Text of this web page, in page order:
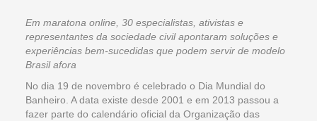
Em maratona online, 30 especialistas, ativistas e
representantes da sociedade civil apontaram soluções e
experiências bem-sucedidas que podem servir de modelo
Brasil afora
No dia 19 de novembro é celebrado o Dia Mundial do
Banheiro. A data existe desde 2001 e em 2013 passou a
fazer parte do calendário oficial da Organização das